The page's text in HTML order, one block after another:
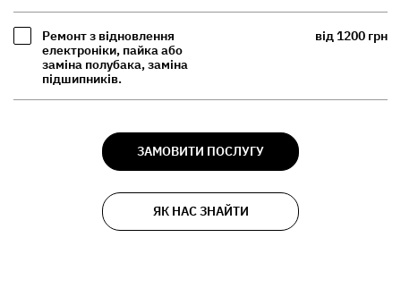
Ремонт з відновлення
електроніки, пайка або
заміна полубака, заміна
підшипників.
від 1200 грн
ЗАМОВИТИ ПОСЛУГУ
ЯК НАС ЗНАЙТИ